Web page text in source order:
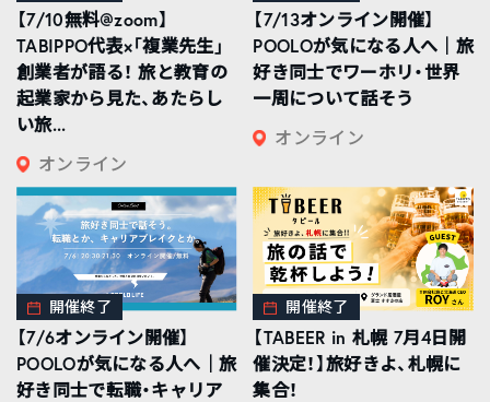
【7/10無料@zoom】
TABIPPO代表×「複業先生」
創業者が語る！ 旅と教育の
起業家から見た、あたらし
い旅...
オンライン
【7/13オンライン開催】
POOLOが気になる人へ｜旅
好き同士でワーホリ・世界
一周について話そう
オンライン
開催終了
【7/6オンライン開催】
POOLOが気になる人へ｜旅
好き同士で転職・キャリア
開催終了
【TABEER in 札幌 7月4日開
催決定！】旅好きよ、札幌に
集合！